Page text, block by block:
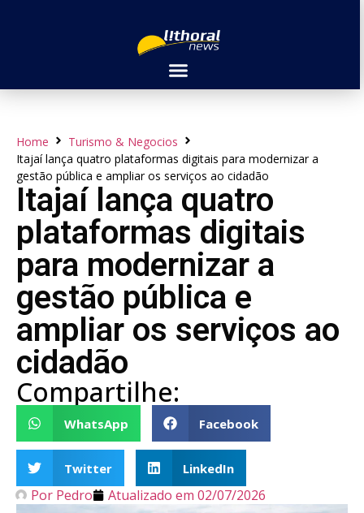
Home
Turismo & Negocios
Itajaí lança quatro plataformas digitais para modernizar a
gestão pública e ampliar os serviços ao cidadão
Itajaí lança quatro
plataformas digitais
para modernizar a
gestão pública e
ampliar os serviços ao
cidadão
Compartilhe:
WhatsApp Facebook
Twitter LinkedIn
Por Pedro Atualizado em 02/07/2026